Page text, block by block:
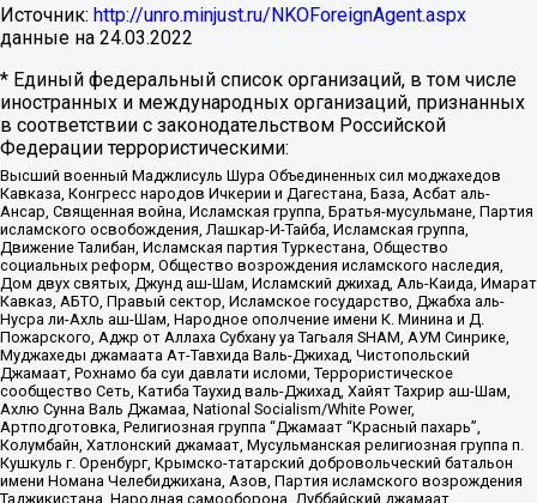
Источник: http://unro.minjust.ru/NKOForeignAgent.aspx
данные на 24.03.2022
* Единый федеральный список организаций, в том числе
иностранных и международных организаций, признанных
в соответствии с законодательством Российской
Федерации террористическими:
Высший военный Маджлисуль Шура Объединенных сил моджахедов
Кавказа, Конгресс народов Ичкерии и Дагестана, База, Асбат аль-
Ансар, Священная война, Исламская группа, Братья-мусульмане, Партия
исламского освобождения, Лашкар-И-Тайба, Исламская группа,
Движение Талибан, Исламская партия Туркестана, Общество
социальных реформ, Общество возрождения исламского наследия,
Дом двух святых, Джунд аш-Шам, Исламский джихад, Аль-Каида, Имарат
Кавказ, АБТО, Правый сектор, Исламское государство, Джабха аль-
Нусра ли-Ахль аш-Шам, Народное ополчение имени К. Минина и Д.
Пожарского, Аджр от Аллаха Субхану уа Тагьаля SHAM, АУМ Синрике,
Муджахеды джамаата Ат-Тавхида Валь-Джихад, Чистопольский
Джамаат, Рохнамо ба суи давлати исломи, Террористическое
сообщество Сеть, Катиба Таухид валь-Джихад, Хайят Тахрир аш-Шам,
Ахлю Сунна Валь Джамаа, National Socialism/White Power,
Артподготовка, Религиозная группа “Джамаат “Красный пахарь”,
Колумбайн, Хатлонский джамаат, Мусульманская религиозная группа п.
Кушкуль г. Оренбург, Крымско-татарский добровольческий батальон
имени Номана Челебиджихана, Азов, Партия исламского возрождения
Таджикистана, Народная самооборона, Дуббайский джамаат,